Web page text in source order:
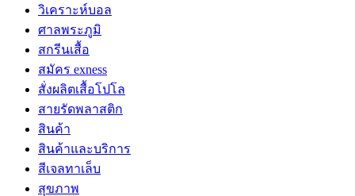
วิเคราะห์บอล
ศาลพระภูมิ
สกรีนเสื้อ
สมัคร exness
สั่งผลิตเสื้อโปโล
สายรัดพลาสติก
สินค้า
สินค้าและบริการ
สีเจลทาเล็บ
สุขภาพ